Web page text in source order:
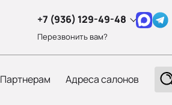
+7 (936) 129-49-48
Перезвонить вам?
Партнерам Адреса салонов